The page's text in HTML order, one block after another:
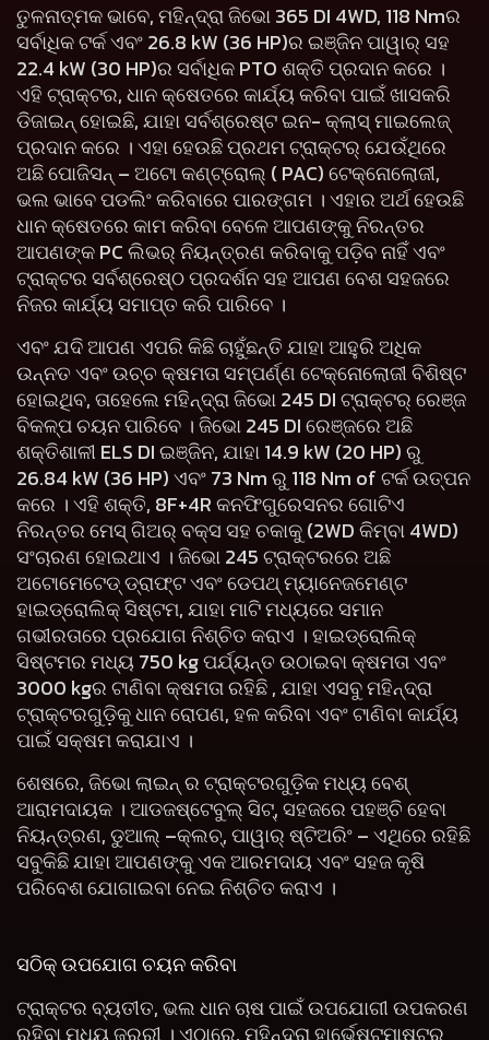
ତୁଳନାତ୍ମକ ଭାବେ, ମହିନ୍ଦ୍ରା ଜିଭୋ 365 DI 4WD, 118 Nmର
ସର୍ବାଧିକ ଟର୍କ ଏବଂ 26.8 kW (36 HP)ର ଇଞ୍ଜିନ ପାୱାର୍ ସହ
22.4 kW (30 HP)ର ସର୍ବାଧିକ PTO ଶକ୍ତି ପ୍ରଦାନ କରେ ।
ଏହି ଟ୍ରାକ୍ଟର, ଧାନ କ୍ଷେତରେ କାର୍ଯ୍ୟ କରିବା ପାଇଁ ଖାସକରି
ଡିଜାଇନ୍ ହୋଇଛି, ଯାହା ସର୍ବଶ୍ରେଷ୍ଟ ଇନ- କ୍ଲାସ୍ ମାଇଲେଜ୍
ପ୍ରଦାନ କରେ । ଏହା ହେଉଛି ପ୍ରଥମ ଟ୍ରାକ୍ଟର୍ ଯେଉଁଥିରେ
ଅଛି ପୋଜିସନ୍ – ଅଟୋ କଣ୍ଟ୍ରୋଲ୍ ( PAC) ଟେକ୍ନୋଲୋଜୀ,
ଭଲ ଭାବେ ପଡଲିଂ କରିବାରେ ପାରଙ୍ଗମ । ଏହାର ଅର୍ଥ ହେଉଛି
ଧାନ କ୍ଷେତରେ କାମ କରିବା ବେଳେ ଆପଣଙ୍କୁ ନିରନ୍ତର
ଆପଣଙ୍କ PC ଲିଭର୍ ନିୟନ୍ତ୍ରଣ କରିବାକୁ ପଡ଼ିବ ନାହିଁ ଏବଂ
ଟ୍ରାକ୍ଟର ସର୍ବଶ୍ରେଷ୍ଠ ପ୍ରଦର୍ଶନ ସହ ଆପଣ ବେଶ ସହଜରେ
ନିଜର କାର୍ଯ୍ୟ ସମାପ୍ତ କରି ପାରିବେ ।
ଏବଂ ଯଦି ଆପଣ ଏପରି କିଛି ଚାହୁଁଛନ୍ତି ଯାହା ଆହୁରି ଅଧିକ
ଉନ୍ନତ ଏବଂ ଉଚ୍ଚ କ୍ଷମତା ସମ୍ପର୍ଣ୍ଣ ଟେକ୍ନୋଲୋଜୀ ବିଶିଷ୍ଟ
ହୋଇଥିବ, ତାହେଲେ ମହିନ୍ଦ୍ରା ଜିଭୋ 245 DI ଟ୍ରାକ୍ଟର୍ ରେଞ୍ଜ
ବିକଳ୍ପ ଚୟନ ପାରିବେ । ଜିଭୋ 245 DI ରେଞ୍ଜରେ ଅଛି
ଶକ୍ତିଶାଳୀ ELS DI ଇଞ୍ଜିନ, ଯାହା 14.9 kW (20 HP) ରୁ
26.84 kW (36 HP) ଏବଂ 73 Nm ରୁ 118 Nm of ଟର୍କ ଉତ୍ପନ
କରେ । ଏହି ଶକ୍ତି, 8F+4R କନଫିଗୁରେସନର ଗୋଟିଏ
ନିରନ୍ତର ମେସ୍ ଗିଅର୍ ବକ୍ସ ସହ ଚକାକୁ (2WD କିମ୍ବା 4WD)
ସଂଚାରଣ ହୋଇଥାଏ । ଜିଭୋ 245 ଟ୍ରାକ୍ଟରରେ ଅଛି
ଅଟୋମେଟେଡ୍ ଡ୍ରାଫ୍ଟ ଏବଂ ଡେପଥ୍ ମ୍ୟାନେଜମେଣ୍ଟ
ହାଇଡ୍ରୋଲିକ୍ ସିଷ୍ଟମ, ଯାହା ମାଟି ମଧ୍ୟରେ ସମାନ
ଗଭୀରତାରେ ପ୍ରଯୋଗ ନିଶ୍ଚିତ କରାଏ । ହାଇଡ୍ରୋଲିକ୍
ସିଷ୍ଟମର ମଧ୍ୟ 750 kg ପର୍ଯ୍ୟନ୍ତ ଉଠାଇବା କ୍ଷମତା ଏବଂ
3000 kgର ଟାଣିବା କ୍ଷମତା ରହିଛି , ଯାହା ଏସବୁ ମହିନ୍ଦ୍ରା
ଟ୍ରାକ୍ଟରଗୁଡ଼ିକୁ ଧାନ ରୋପଣ, ହଳ କରିବା ଏବଂ ଟାଣିବା କାର୍ଯ୍ୟ
ପାଇଁ ସକ୍ଷମ କରାଯାଏ ।
ଶେଷରେ, ଜିଭୋ ଲାଇନ୍ ର ଟ୍ରାକ୍ଟରଗୁଡ଼ିକ ମଧ୍ୟ ବେଶ୍
ଆରାମଦାୟକ । ଆଡଜଷ୍ଟେବୁଲ୍ ସିଟ୍, ସହଜରେ ପହଞ୍ଚି ହେବା
ନିୟନ୍ତ୍ରଣ, ଡୁଆଲ୍ –କ୍ଲଚ୍, ପାୱାର୍ ଷ୍ଟିଅରିଂ – ଏଥିରେ ରହିଛି
ସବୁକିଛି ଯାହା ଆପଣଙ୍କୁ ଏକ ଆରମଦାୟ ଏବଂ ସହଜ କୃଷି
ପରିବେଶ ଯୋଗାଇବା ନେଇ ନିଶ୍ଚିତ କରାଏ ।
ସଠିକ୍ ଉପଯୋଗ ଚୟନ କରିବା
ଟ୍ରାକ୍ଟର ବ୍ୟତୀତ, ଭଲ ଧାନ ଚାଷ ପାଇଁ ଉପଯୋଗୀ ଉପକରଣ
ରହିବା ମଧ୍ୟ ଜରୁରୀ । ଏଠାରେ, ମହିନ୍ଦ୍ରା ହାର୍ଭେଷ୍ଟମାଷ୍ଟର୍